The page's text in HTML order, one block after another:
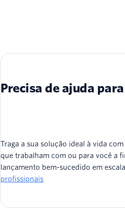
Precisa de ajuda
Traga a sua solução ideal à vida
que trabalham com ou para você a
lançamento bem-sucedido em
profissionais